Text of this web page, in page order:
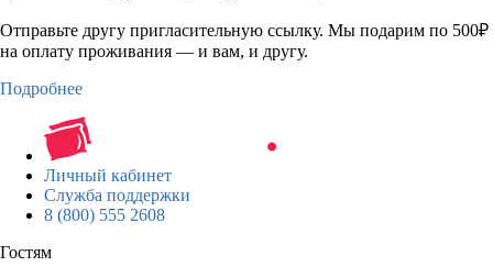
Отправьте другу пригласительную ссылку. Мы подарим по 500₽
на оплату проживания — и вам, и другу.
Подробнее
Личный кабинет
Служба поддержки
8 (800) 555 2608
Гостям